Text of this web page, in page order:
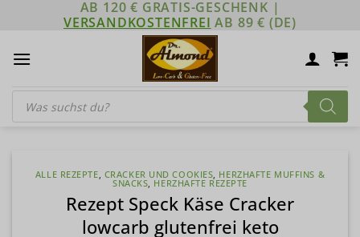
AB 120 € GRATIS-GESCHENK |
VERSANDKOSTENFREI AB 89 € (DE)
Products
search
ALLE REZEPTE, CRACKER UND COOKIES, HERZHAFTE MUFFINS &
SNACKS, HERZHAFTE REZEPTE
Rezept Speck Käse Cracker
lowcarb glutenfrei keto